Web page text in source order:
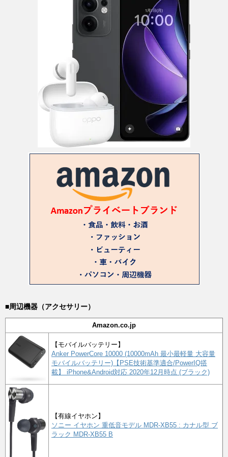
■周辺機器（アクセサリー）
Amazon.co.jp
【モバイルバッテリー】
Anker PowerCore 10000 (10000mAh 最小最軽量 大容量
モバイルバッテリー)【PSE技術基準適合/PowerIQ搭
載】 iPhone&Android対応 2020年12月時点 (ブラック)
【有線イヤホン】
ソニー イヤホン 重低音モデル MDR-XB55 : カナル型 ブ
ラック MDR-XB55 B